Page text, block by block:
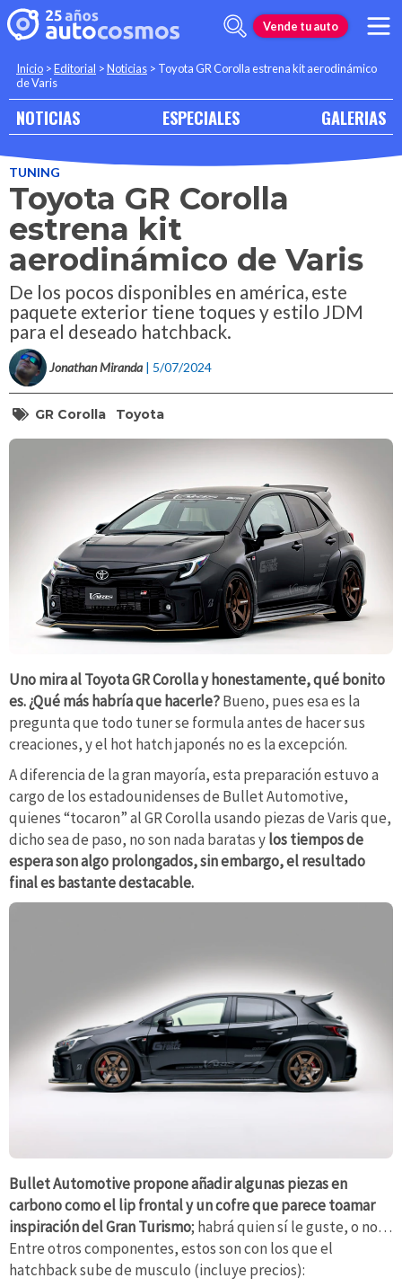
Vende tu auto
Inicio >Editorial >Noticias > Toyota GR Corolla estrena kit aerodinámico
de Varis
NOTICIAS ESPECIALES GALERIAS
TUNING
Toyota GR Corolla
estrena kit
aerodinámico de Varis
De los pocos disponibles en américa, este
paquete exterior tiene toques y estilo JDM
para el deseado hatchback.
Jonathan Miranda | 5/07/2024
GR Corolla Toyota
Uno mira al Toyota GR Corolla y honestamente, qué bonito
es. ¿Qué más habría que hacerle?Bueno, pues esa es la
pregunta que todo tuner se formula antes de hacer sus
creaciones, y el hot hatch japonés no es la excepción.
A diferencia de la gran mayoría, esta preparación estuvo a
cargo de los estadounidenses de Bullet Automotive,
quienes “tocaron” al GR Corolla usando piezas de Varis que,
dicho sea de paso, no son nada baratas ylos tiempos de
espera son algo prolongados, sin embargo, el resultado
final es bastante destacable.
Bullet Automotive propone añadir algunas piezas en
carbono como el lip frontal y un cofre que parece toamar
inspiración del Gran Turismo; habrá quien sí le guste, o no…
Entre otros componentes, estos son con los que el
hatchback sube de musculo (incluye precios):